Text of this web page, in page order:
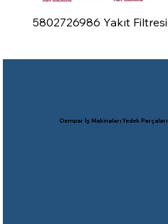
5802726986 Yakıt Filtresi
Oempar İş Makinaları Yedek Parçaları